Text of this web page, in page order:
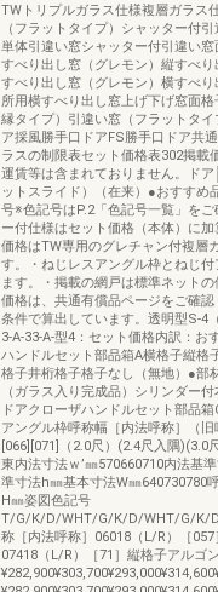
TWトリプルガラス仕様複層ガラス
（フラットタイプ）シャッター付
単体引違い窓シャッター付引違い
すべり出し窓（グレモン）縦すべ
すべり出し窓（グレモン）横すべ
所用横すべり出し窓上げ下げ窓面
縁タイプ）引違い窓（フラットタ
ア採風勝手口ドアFS勝手口ドア共
ラスの制限表セット価格表302掲載
運賃等は含まれておりません。ド
ットスライド）（在来）●おすすめ
号※色記号はP.2「色記号一覧」を
ー付仕様はセット価格（本体）に
価格はTW専用のグレチャン付複層
す。・ねじレスアングル枠とねじ
ます。・掲載の網戸は標準ネット
価格は、共通有償品ページをご確
条件で算出しています。透明型S-4
3-A-33-A-型4：セット価格内訳：お
ハンドルセット部品箱A横格子縦格
格子井桁格子格子なし（無地）●部
（ガラス入り完成品）シリンダー
ドアクローザハンドルセット部品
アングル枠呼称幅［内法呼称］（旧
[066][071]（2.0尺）(2.4尺入隅)(3.0
東内法寸法ｗ’㎜570660710内法基
準寸法h㎜基本寸法W㎜640730780
H㎜姿図色記号
T/G/K/D/WHT/G/K/D/WHT/G/K/
称［内法呼称］06018（L/R）［057
07418（L/R）［71］縦格子アルゴ